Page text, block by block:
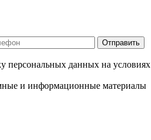
Отправить
персональных данных на условиях
и информационные материалы